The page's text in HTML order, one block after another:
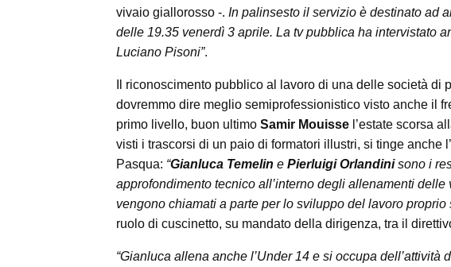
vivaio giallorosso -. In palinsesto il servizio è destinato ad
delle 19.35 venerdì 3 aprile. La tv pubblica ha intervistato
Luciano Pisoni”.
Il riconoscimento pubblico al lavoro di una delle società
dovremmo dire meglio semiprofessionistico visto anche il
primo livello, buon ultimo Samir Mouisse l’estate scorsa
visti i trascorsi di un paio di formatori illustri, si tinge anche
Pasqua: “Gianluca Temelin e Pierluigi Orlandinisono i
approfondimento tecnico all’interno degli allenamenti
vengono chiamati a parte per lo sviluppo del lavoro proprio
ruolo di cuscinetto, su mandato della dirigenza, tra il
“Gianluca allena anche l’Under 14 e si occupa